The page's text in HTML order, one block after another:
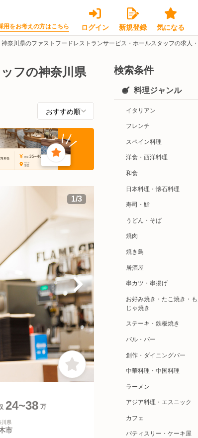
用をお考えの方はこちら ログイン 新規登録 気になる
神奈川県のファストフードレストランサービス・ホールスタッフの求人
フの神奈川県
1/3
24~38
川県
市
検索条件
料理ジャンル
イタリアン
フレンチ
スペイン料理
洋食・西洋料理
和食
日本料理・懐石料理
寿司・鮨
うどん・そば
焼肉
焼き鳥
居酒屋
串カツ・串揚げ
お好み焼き・たこ焼き・
じゃ焼き
ステーキ・鉄板焼き
バル・バー
創作・ダイニングバー
中華料理・中国料理
ラーメン
アジア料理・エスニック
カフェ
パティスリー・ケーキ屋